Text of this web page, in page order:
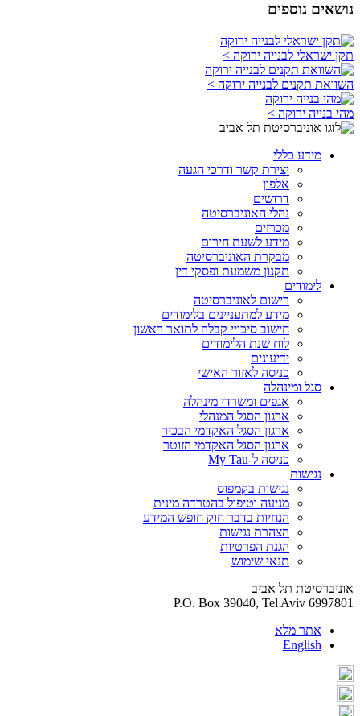
נושאים נוספים
תקן ישראלי לבנייה ירוקה >
השוואת תקנים לבנייה ירוקה >
מהי בנייה ירוקה >
מידע כללי
יצירת קשר ודרכי הגעה
אלפון
דרושים
נהלי האוניברסיטה
מכרזים
מידע לשעת חירום
מבקרת האוניברסיטה
תקנון משמעת ופסקי דין
לימודים
רישום לאוניברסיטה
מידע למתעניינים בלימודים
חישוב סיכויי קבלה לתואר ראשון
לוח שנת הלימודים
ידיעונים
כניסה לאזור האישי
סגל ומינהלה
אגפים ומשרדי מינהלה
ארגון הסגל המנהלי
ארגון הסגל האקדמי הבכיר
ארגון הסגל האקדמי הזוטר
כניסה ל-My Tau
נגישות
נגישות בקמפוס
מניעה וטיפול בהטרדה מינית
הנחיות בדבר חוק חופש המידע
הצהרת נגישות
הגנת הפרטיות
תנאי שימוש
אוניברסיטת תל אביב
P.O. Box 39040, Tel Aviv 6997801
אתר מלא
English